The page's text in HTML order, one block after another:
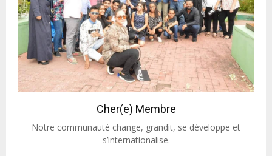
Cher(e) Membre
Notre communauté change, grandit, se développe et
s’internationalise.